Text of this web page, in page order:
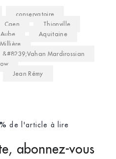
conservatoire
Caen
Thionville
Aube
Aquitaine
&#8239;Vahan Mardirossian
Jean Rémy
de l'article à lire
abonnez-vous